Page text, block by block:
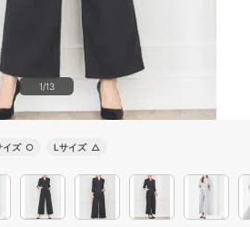
1/13
イズ ○ Lサイズ △